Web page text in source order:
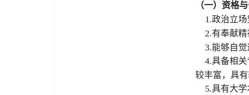
（一）资格
1.政治立场
2.有奉献
3.能够自
4.具备相
较丰富，具有
5.具有大